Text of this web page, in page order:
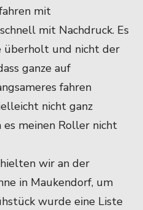
mit
mit Nachdruck. Es
überholt und nicht der
ganze auf
fahren
nicht ganz
es meinen Roller nicht
wir an der
in Maukendorf, um
wurde eine Liste